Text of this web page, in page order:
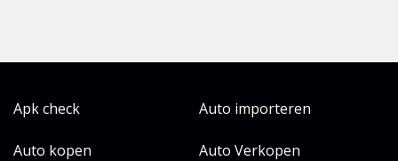
Apk check Auto importeren
Auto kopen Auto Verkopen